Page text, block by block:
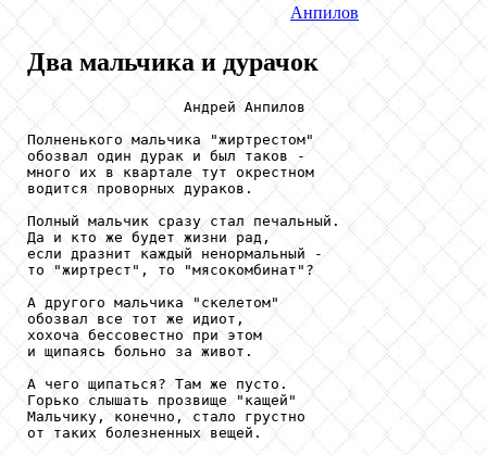
Анпилов
Два мальчика и дурачок
                  Андрей Анпилов
Полненького мальчика "жиртрестом"
обозвал один дурак и был таков -
много их в квартале тут окрестном
водится проворных дураков.
Полный мальчик сразу стал печальный.
Да и кто же будет жизни рад,
если дразнит каждый ненормальный -
то "жиртрест", то "мясокомбинат"?
А другого мальчика "скелетом"
обозвал все тот же идиот,
хохоча бессовестно при этом
и щипаясь больно за живот.
А чего щипаться? Там же пусто.
Горько слышать прозвище "кащей"
Мальчику, конечно, стало грустно
от таких болезненных вещей.